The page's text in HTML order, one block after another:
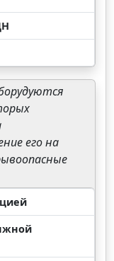
его на